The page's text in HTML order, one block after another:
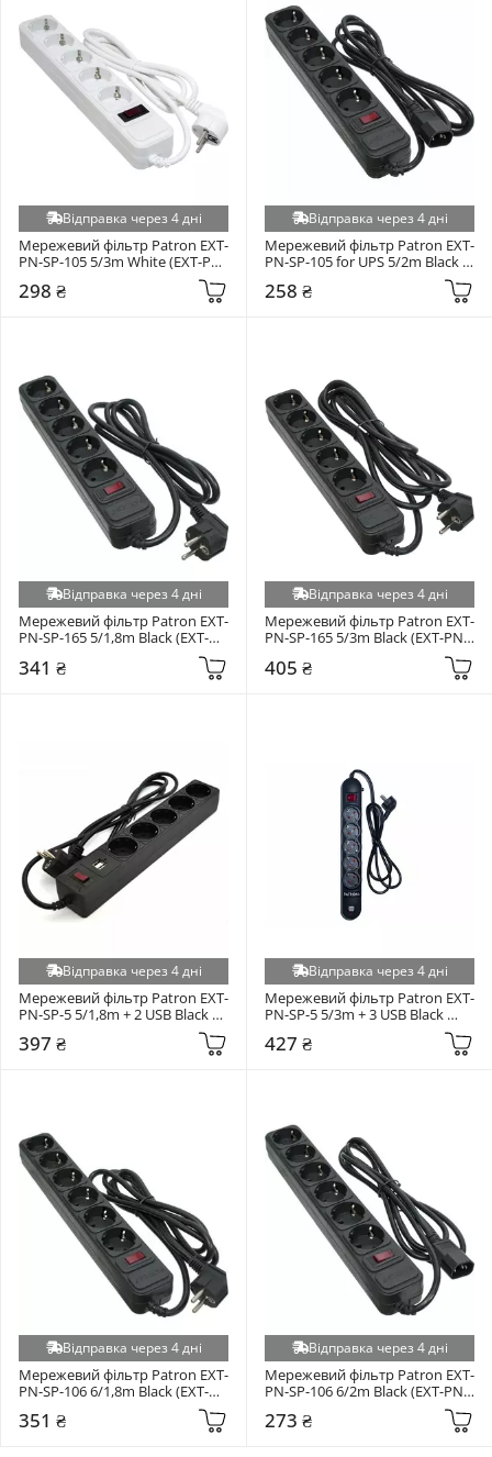
Відправка через 4 дні
Мережевий фільтр Patron EXT-
PN-SP-105 5/3m White (EXT-PN-
298 ₴
Відправка через 4 дні
Мережевий фільтр Patron EXT-
PN-SP-105 for UPS 5/2m Black
258 ₴
Відправка через 4 дні
Мережевий фільтр Patron EXT-
PN-SP-165 5/1,8m Black (EXT-
341 ₴
Відправка через 4 дні
Мережевий фільтр Patron EXT-
PN-SP-165 5/3m Black (EXT-PN-
405 ₴
Відправка через 4 дні
Мережевий фільтр Patron EXT-
PN-SP-5 5/1,8m + 2 USB Black
397 ₴
Відправка через 4 дні
Мережевий фільтр Patron EXT-
PN-SP-5 5/3m + 3 USB Black
427 ₴
Відправка через 4 дні
Мережевий фільтр Patron EXT-
PN-SP-106 6/1,8m Black (EXT-
351 ₴
Відправка через 4 дні
Мережевий фільтр Patron EXT-
PN-SP-106 6/2m Black (EXT-PN-
273 ₴